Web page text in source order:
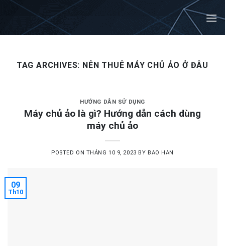
Skip
content
TAG ARCHIVES: NÊN THUÊ MÁY CHỦ ẢO Ở ĐÂU
HƯỚNG DẪN SỬ DỤNG
Máy chủ ảo là gì? Hướng dẫn cách dùng
máy chủ ảo
POSTED ON THÁNG 10 9, 2023 BY BAO HAN
09
Th10